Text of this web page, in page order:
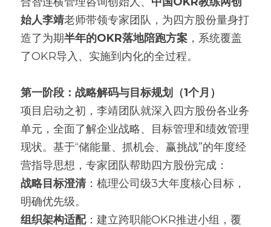
始人李靖老师带领专家团队，为四方股份量身打
造了为期半年的OKR落地陪跑方案 ，系统覆盖
了OKR导入、实施到内化的全过程。
第一阶段：战略解码与目标规划（1个月）
项目启动之初，李靖团队就深入四方股份各业务
单元，全面了解企业战略、目标管理和绩效管理
现状。基于“储能量、抓机会、赢挑战”的年度经
营指导思想，专家团队帮助四方股份完成：
战略目标澄清：梳理公司级3大年度核心目标，
明确优先级。
组织架构适配：建立跨职能OKR推进小组，覆